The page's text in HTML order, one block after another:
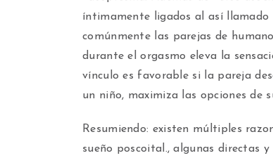
íntimamente ligados al así llamado
comúnmente las parejas de
durante el orgasmo eleva la
vínculo es favorable si la pareja
un niño, maximiza las opciones de
Resumiendo: existen múltiples
sueño poscoital., algunas directas